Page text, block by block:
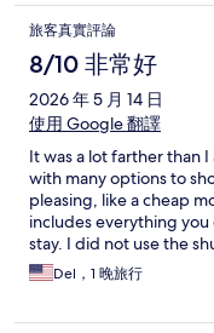
旅客真實評論
8/10 非常好
2026 年 5 月 14 日
使用 Google 翻譯
It was a lot farther than
with many options to
pleasing, like a cheap
includes everything
stay. I did not use the
Del，1 晚旅行